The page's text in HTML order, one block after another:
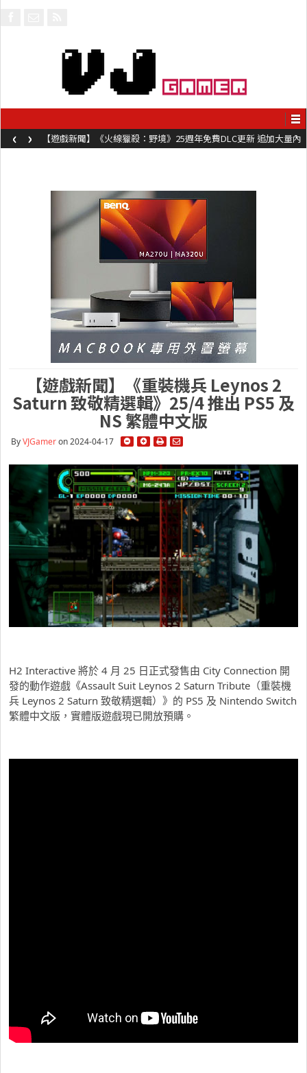
【遊戲新聞】《火線獵殺：野境》25週年免費DLC更新 追加大量內
容同時系舊作限時超平價折扣
‹ ›
【遊戲新聞】《重裝機兵 Leynos 2
Saturn 致敬精選輯》25/4 推出 PS5 及
NS 繁體中文版
ByVJGameron 2024-04-17
H2 Interactive 將於 4 月 25 日正式發售由 City Connection 開
發的動作遊戲《Assault Suit Leynos 2 Saturn Tribute（重裝機
兵 Leynos 2 Saturn 致敬精選輯）》的 PS5 及 Nintendo Switch
繁體中文版，實體版遊戲現已開放預購。